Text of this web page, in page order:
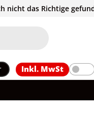
nicht das Richtige
Inkl. MwSt